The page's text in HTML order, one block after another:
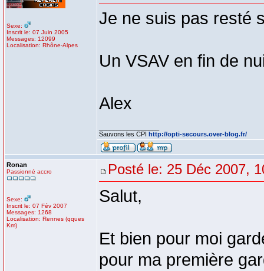
Sexe:
Inscrit le: 07 Juin 2005
Messages: 12099
Localisation: Rhône-Alpes
Je ne suis pas resté
Un VSAV en fin de
Alex
Sauvons les CPI http://opti-secours.over-blog.fr/
Ronan
Passionné accro
Sexe:
Inscrit le: 07 Fév 2007
Messages: 1268
Localisation: Rennes (qques
Km)
Posté le: 25 Déc 2007,
Salut,
Et bien pour moi
pour ma première